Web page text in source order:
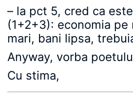
– la pct 5, cred ca
(1+2+3): economia
mari, bani lipsa,
Anyway, vorba
Cu stima,